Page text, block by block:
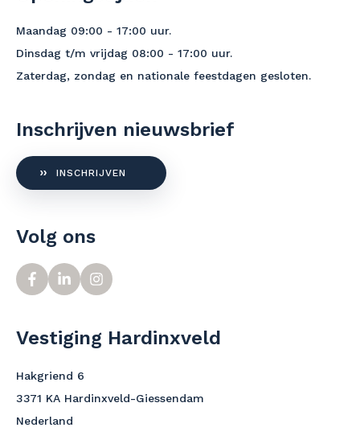
Maandag 09:00 - 17:00 uur.
Dinsdag t/m vrijdag 08:00 - 17:00 uur.
Zaterdag, zondag en nationale feestdagen gesloten.
Inschrijven nieuwsbrief
INSCHRIJVEN
Volg ons
Vestiging Hardinxveld
Hakgriend 6
3371 KA Hardinxveld-Giessendam
Nederland